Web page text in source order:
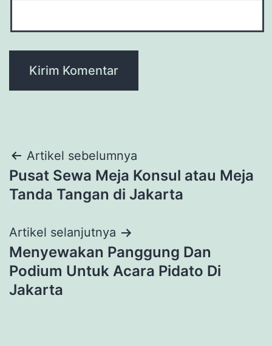
Navigasi
pos
Artikel sebelumnya
Pusat Sewa Meja Konsul atau Meja
Tanda Tangan di Jakarta
Artikel selanjutnya
Menyewakan Panggung Dan
Podium Untuk Acara Pidato Di
Jakarta